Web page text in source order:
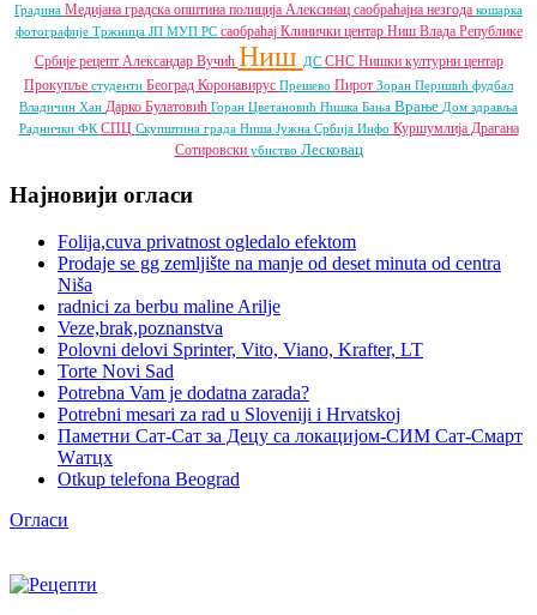
Градина Медијана градска општина полиција Алексинац саобраћајна незгода кошарка
фотографије Тржница ЈП МУП РС саобраћај Клинички центар Ниш Влада Републике
Србије рецепт Александар Вучић Ниш ДС СНС Нишки културни центар
Прокупље студенти Београд Коронавирус Прешево Пирот Зоран Перишић фудбал
Владичин Хан Дарко Булатовић Горан Цветановић Нишка Бања Врање Дом здравља
Раднички ФК СПЦ Скупштина града Ниша Јужна Србија Инфо Куршумлија Драгана
Сотировски убиство Лесковац
Најновији огласи
Folija,cuva privatnost ogledalo efektom
Prodaje se gg zemljište na manje od deset minuta od centra
Niša
radnici za berbu maline Arilje
Veze,brak,poznanstva
Polovni delovi Sprinter, Vito, Viano, Krafter, LT
Torte Novi Sad
Potrebna Vam je dodatna zarada?
Potrebni mesari za rad u Sloveniji i Hrvatskoj
Паметни Сат-Сат за Децу са локацијом-СИМ Сат-Смарт
Wатцх
Otkup telefona Beograd
Огласи